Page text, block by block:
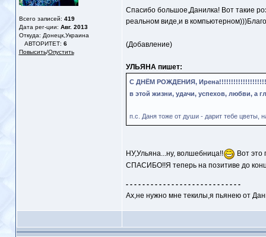
Всего записей: 419
Дата рег-ции: Авг. 2013
Откуда: Донецк,Украина
АВТОРИТЕТ: 6
Повысить/Опустить
Спасибо большое,Данилка! Вот такие
реальном виде,и в
(Добавление)
УЛЬЯНА пишет:
С ДНЁМ РОЖДЕНИЯ,
в этой жизни, удачи, успехов, любви,
п.с. Даня тоже от души - дарит тебе цветы,
НУ,Ульяна...ну, волшебница!!
Вот это
СПАСИБО!!Я теперь на позитиве до
- - - - - - - - - - - - - - - - - - - - - - - - - - - -
Ах,не нужно мне текилы,я пьянею от